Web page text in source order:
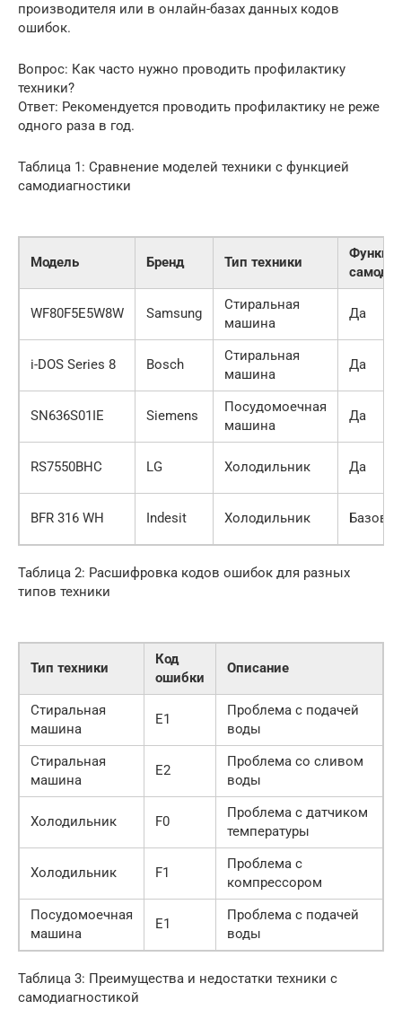
производителя или в онлайн-базах данных кодов
ошибок.
Вопрос: Как часто нужно проводить профилактику
техники?
Ответ: Рекомендуется проводить профилактику не реже
одного раза в год.
Таблица 1: Сравнение моделей техники с функцией
самодиагностики
Модель Бренд Тип техники
WF80F5E5W8W Samsung
Стиральная
машина
Да
i-DOS Series 8 Bosch
Стиральная
машина
Да
SN636S01IE Siemens
Посудомоечная
машина
Да
RS7550BHC LG Холодильник Да
BFR 316 WH Indesit Холодильник Базовая
Таблица 2: Расшифровка кодов ошибок для разных
типов техники
Тип техники
Код
ошибки
Описание
Стиральная
машина
E1
Проблема с подачей
воды
Стиральная
машина
E2
Проблема со сливом
воды
Холодильник F0
Проблема с датчиком
температуры
Холодильник F1
Проблема с
компрессором
Посудомоечная
машина
E1
Проблема с подачей
воды
Таблица 3: Преимущества и недостатки техники с
самодиагностикой